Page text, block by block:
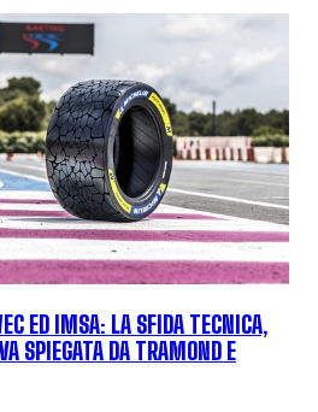
ED IMSA: LA SFIDA TECNICA,
SPIEGATA DA TRAMOND E